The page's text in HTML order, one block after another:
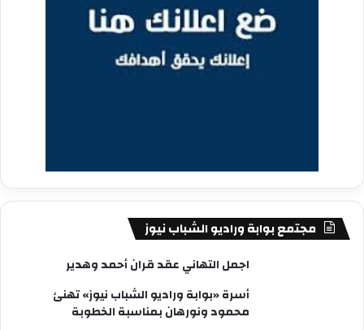
مجتمع بوابة وراديو الشباب نيوز
اجمل التهاني عقد قران أحمد وهدير
أسرة «بوابة وراديو الشباب نيوز» تهنئ
محمود ونورهان بمناسبة الخطوبة